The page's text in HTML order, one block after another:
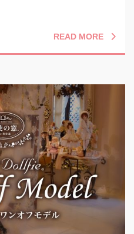
READ MORE